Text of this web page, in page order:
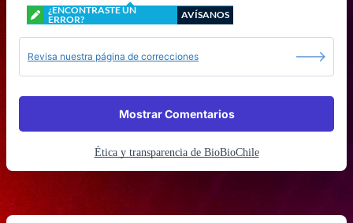
¿ENCONTRASTE UN
ERROR?
AVÍSANOS
Revisa nuestra página de correcciones
Mostrar Comentarios
Ética y transparencia de BioBioChile